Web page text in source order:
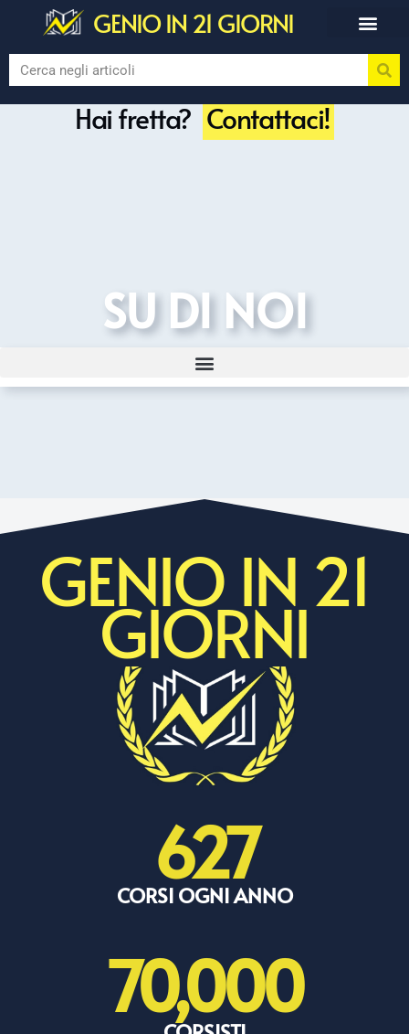
GENIO IN 21 GIORNI
Hai fretta? Contattaci!
SU DI NOI
GENIO IN 21
GIORNI
CORSI OGNI ANNO
627
70,000